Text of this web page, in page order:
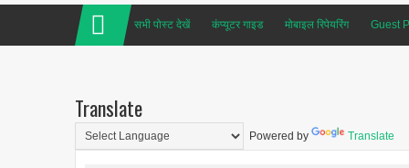
सभी पोस्ट देखें कंप्यूटर गाइड मोबाइल रिपेयरिंग Guest
Translate
Powered by Translate